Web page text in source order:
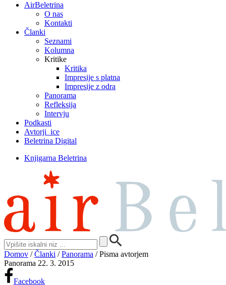
AirBeletrina
O nas
Kontakti
Članki
Seznami
Kolumna
Kritike
Kritika
Impresije s platna
Impresije z odra
Panorama
Refleksija
Intervju
Podkasti
Avtorji_ice
Beletrina Digital
Knjigarna Beletrina
Domov /Članki /Panorama /Pisma avtorjem
Panorama 22. 3. 2015
Facebook